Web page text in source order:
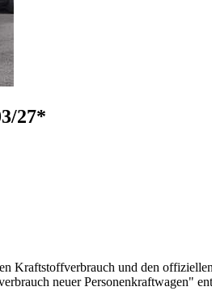
27*
Kraftstoffverbrauch und den
neuer Personenkraftwagen"